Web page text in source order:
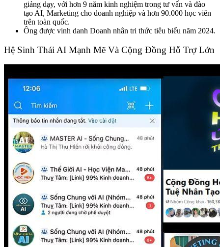
giảng dạy, với hơn 9 năm kinh nghiệm trong tư vấn và đào
tạo AI, Marketing cho doanh nghiệp và hơn 90.000 học viên
trên toàn quốc.
Ông được vinh danh Doanh nhân tri thức tiêu biểu năm 2024.
Hệ Sinh Thái AI Mạnh Mẽ Và Cộng Đồng Hỗ Trợ Lớn